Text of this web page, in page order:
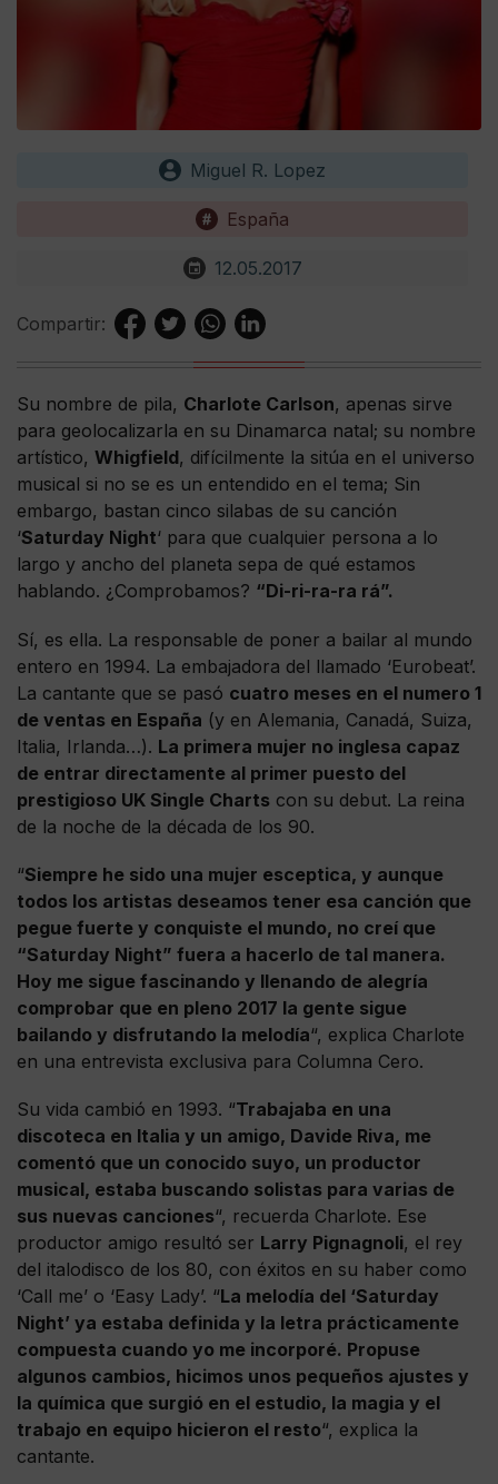
Miguel R. Lopez
España
12.05.2017
Compartir:
Su nombre de pila, Charlote Carlson, apenas sirve
para geolocalizarla en su Dinamarca natal; su nombre
artístico, Whigfield, difícilmente la sitúa en el universo
musical si no se es un entendido en el tema; Sin
embargo, bastan cinco silabas de su canción
‘Saturday Night‘ para que cualquier persona a lo
largo y ancho del planeta sepa de qué estamos
hablando. ¿Comprobamos? “Di-ri-ra-ra rá”.
Sí, es ella. La responsable de poner a bailar al mundo
entero en 1994. La embajadora del llamado ‘Eurobeat’.
La cantante que se pasó cuatro meses en el numero 1
de ventas en España (y en Alemania, Canadá, Suiza,
Italia, Irlanda…). La primera mujer no inglesa capaz
de entrar directamente al primer puesto del
prestigioso UK Single Charts con su debut. La reina
de la noche de la década de los 90.
“Siempre he sido una mujer esceptica, y aunque
todos los artistas deseamos tener esa canción que
pegue fuerte y conquiste el mundo, no creí que
“Saturday Night” fuera a hacerlo de tal manera.
Hoy me sigue fascinando y llenando de alegría
comprobar que en pleno 2017 la gente sigue
bailando y disfrutando la melodía“, explica Charlote
en una entrevista exclusiva para Columna Cero.
Su vida cambió en 1993. “Trabajaba en una
discoteca en Italia y un amigo, Davide Riva, me
comentó que un conocido suyo, un productor
musical, estaba buscando solistas para varias de
sus nuevas canciones“, recuerda Charlote. Ese
productor amigo resultó ser Larry Pignagnoli, el rey
del italodisco de los 80, con éxitos en su haber como
‘Call me’ o ‘Easy Lady’. “La melodía del ‘Saturday
Night’ ya estaba definida y la letra prácticamente
compuesta cuando yo me incorporé. Propuse
algunos cambios, hicimos unos pequeños ajustes y
la química que surgió en el estudio, la magia y el
trabajo en equipo hicieron el resto“, explica la
cantante.